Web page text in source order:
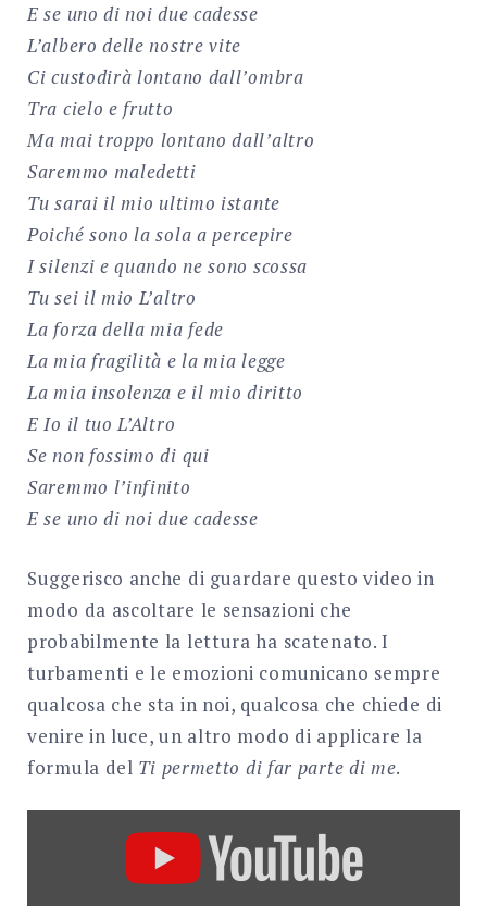
E se uno di noi due cadesse
L’albero delle nostre vite
Ci custodirà lontano dall’ombra
Tra cielo e frutto
Ma mai troppo lontano dall’altro
Saremmo maledetti
Tu sarai il mio ultimo istante
Poiché sono la sola a percepire
I silenzi e quando ne sono scossa
Tu sei il mio L’altro
La forza della mia fede
La mia fragilità e la mia legge
La mia insolenza e il mio diritto
E Io il tuo L’Altro
Se non fossimo di qui
Saremmo l’infinito
E se uno di noi due cadesse
Suggerisco anche di guardare questo video in
modo da ascoltare le sensazioni che
probabilmente la lettura ha scatenato. I
turbamenti e le emozioni comunicano sempre
qualcosa che sta in noi, qualcosa che chiede di
venire in luce, un altro modo di applicare la
formula del Ti permetto di far parte di me.